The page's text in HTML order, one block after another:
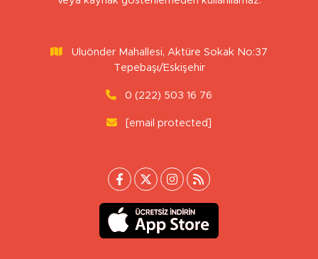
Uluönder Mahallesi, Aktüre Sokak No:37
Tepebaşı/Eskişehir
0 (222) 503 16 76
[email protected]